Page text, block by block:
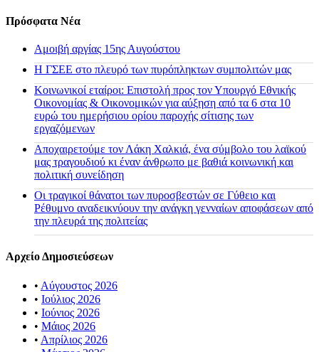
Πρόσφατα Νέα
Αμοιβή αργίας 15ης Αυγούστου
H ΓΣΕΕ στο πλευρό των πυρόπληκτων συμπολιτών μας
Κοινωνικοί εταίροι: Επιστολή προς τον Υπουργό Εθνικής
Οικονομίας & Οικονομικών για αύξηση από τα 6 στα 10
ευρώ του ημερήσιου ορίου παροχής σίτισης των
εργαζόμενων
Αποχαιρετούμε τον Λάκη Χαλκιά, ένα σύμβολο του λαϊκού
μας τραγουδιού κι έναν άνθρωπο με βαθιά κοινωνική και
πολιτική συνείδηση
Οι τραγικοί θάνατοι των πυροσβεστών σε Γύθειο και
Ρέθυμνο αναδεικνύουν την ανάγκη γενναίων αποφάσεων από
την πλευρά της πολιτείας
Αρχείο Δημοσιεύσεων
• Αύγουστος 2026
• Ιούλιος 2026
• Ιούνιος 2026
• Μάιος 2026
• Απρίλιος 2026